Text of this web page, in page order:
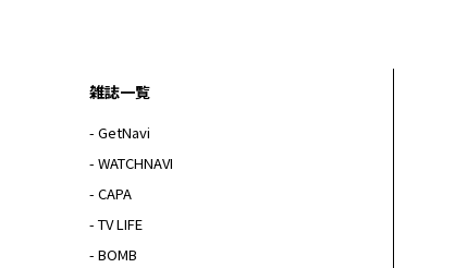
雑誌一覧
- GetNavi
- WATCHNAVI
- CAPA
- TV LIFE
- BOMB